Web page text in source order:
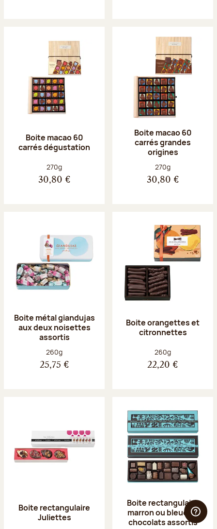
Boite macao 60
carrés dégustation
Poids net :
270g
30,80 €
Boite macao 60
carrés grandes
origines
Poids net :
270g
30,80 €
Boite métal giandujas
aux deux noisettes
assortis
Poids net :
260g
25,75 €
Boite orangettes et
citronnettes
Poids net :
260g
22,20 €
Boite rectangulaire
Juliettes
Boite rectangulaire
marron ou bleue 23
chocolats assortis